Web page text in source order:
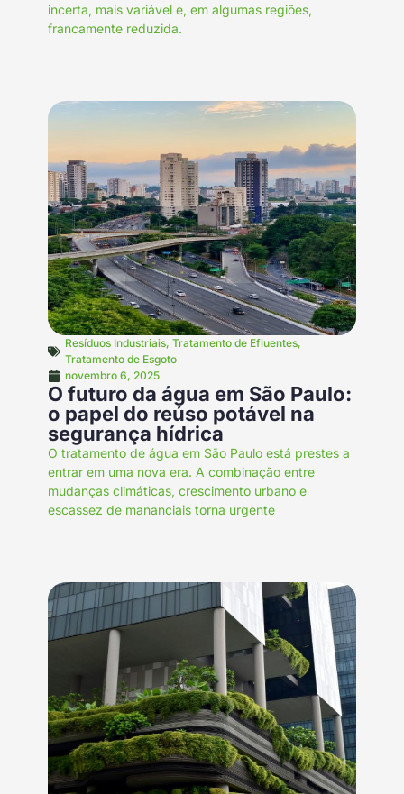
incerta, mais variável e, em algumas regiões,
francamente reduzida.
Resíduos Industriais, Tratamento de Efluentes,
Tratamento de Esgoto
novembro 6, 2025
O futuro da água em São Paulo:
o papel do reúso potável na
segurança hídrica
O tratamento de água em São Paulo está prestes a
entrar em uma nova era. A combinação entre
mudanças climáticas, crescimento urbano e
escassez de mananciais torna urgente